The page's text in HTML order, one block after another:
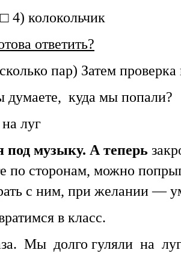
4) колокольчик
ответить?
пар) Затем проверка
думаете, куда мы попали?
луг
под музыку. А теперь
по сторонам, можно
с ним, при желании —
в класс.
Мы долго гуляли на